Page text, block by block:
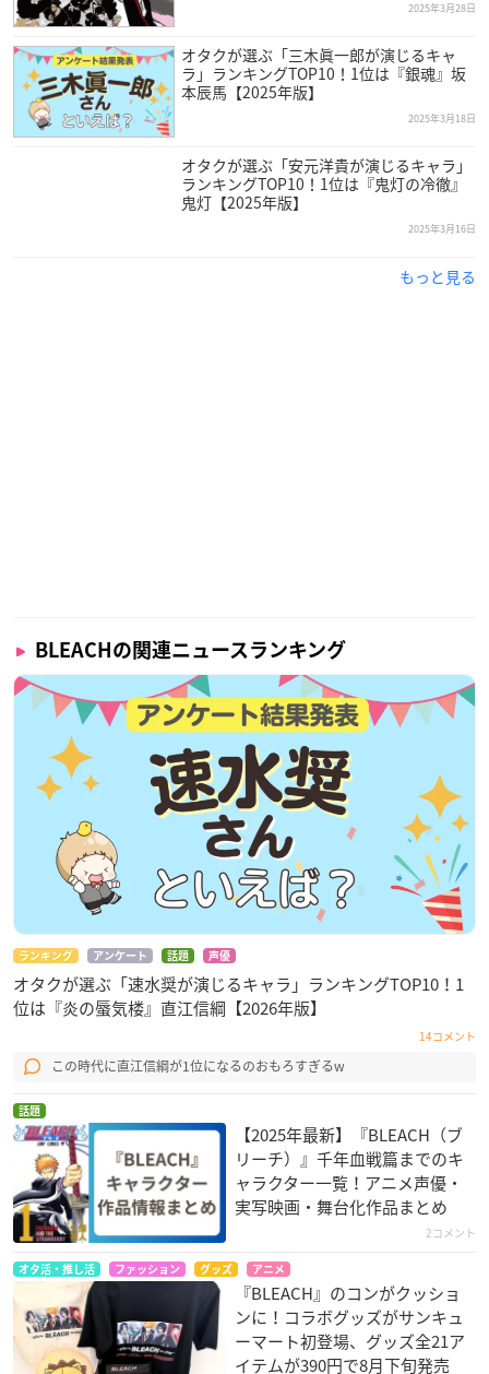
2025年3月28日
オタクが選ぶ「三木眞一郎が演じるキャ
ラ」ランキングTOP10！1位は『銀魂』坂
本辰馬【2025年版】
2025年3月18日
オタクが選ぶ「安元洋貴が演じるキャラ」
ランキングTOP10！1位は『鬼灯の冷徹』
鬼灯【2025年版】
2025年3月16日
もっと見る
BLEACHの関連ニュースランキング
ランキング アンケート 話題 声優
オタクが選ぶ「速水奨が演じるキャラ」ランキングTOP10！1
位は『炎の蜃気楼』直江信綱【2026年版】
14コメント
この時代に直江信綱が1位になるのおもろすぎるw
話題
【2025年最新】『BLEACH（ブ
リーチ）』千年血戦篇までのキ
ャラクター一覧！アニメ声優・
実写映画・舞台化作品まとめ
2コメント
オタ活・推し活 ファッション グッズ アニメ
『BLEACH』のコンがクッショ
ンに！コラボグッズがサンキュ
ーマート初登場、グッズ全21ア
イテムが390円で8月下旬発売